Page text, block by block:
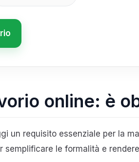
online: è
un requisito essenziale per la
le formalità e